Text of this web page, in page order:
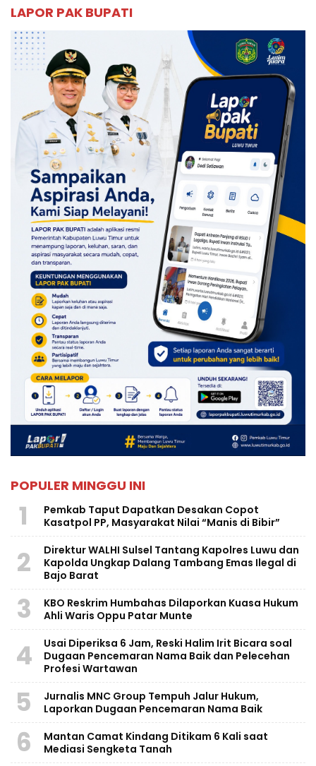
LAPOR PAK BUPATI
POPULER MINGGU INI
1
Pemkab Taput Dapatkan Desakan Copot
Kasatpol PP, Masyarakat Nilai “Manis di Bibir”
2
Direktur WALHI Sulsel Tantang Kapolres Luwu dan
Kapolda Ungkap Dalang Tambang Emas Ilegal di
Bajo Barat
3
KBO Reskrim Humbahas Dilaporkan Kuasa Hukum
Ahli Waris Oppu Patar Munte
4
Usai Diperiksa 6 Jam, Reski Halim Irit Bicara soal
Dugaan Pencemaran Nama Baik dan Pelecehan
Profesi Wartawan
5
Jurnalis MNC Group Tempuh Jalur Hukum,
Laporkan Dugaan Pencemaran Nama Baik
6
Mantan Camat Kindang Ditikam 6 Kali saat
Mediasi Sengketa Tanah